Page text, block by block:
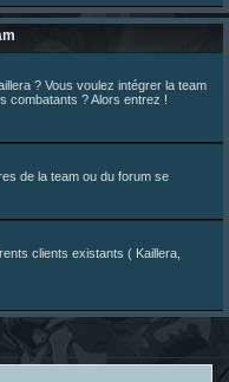
? Vous voulez intégrer la team
combatants ? Alors entrez !
de la team ou du forum se
clients existants ( Kaillera,